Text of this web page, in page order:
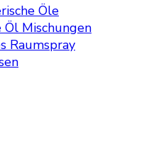
Öle
Öl Mischungen
Raumspray